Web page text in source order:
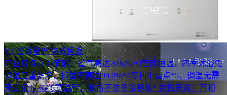
Y2 璀璨星光 净滤恒温
产品特点ECO节能，省气高达20%*6AI智能恒温，四季沐浴免
调温五重滤净，抑菌率高达99.9%*4专利小圆点*5，调温无需
来回跑30-65℃宽温带，夏浴不烫冬浴够暖* 数据来源：万和